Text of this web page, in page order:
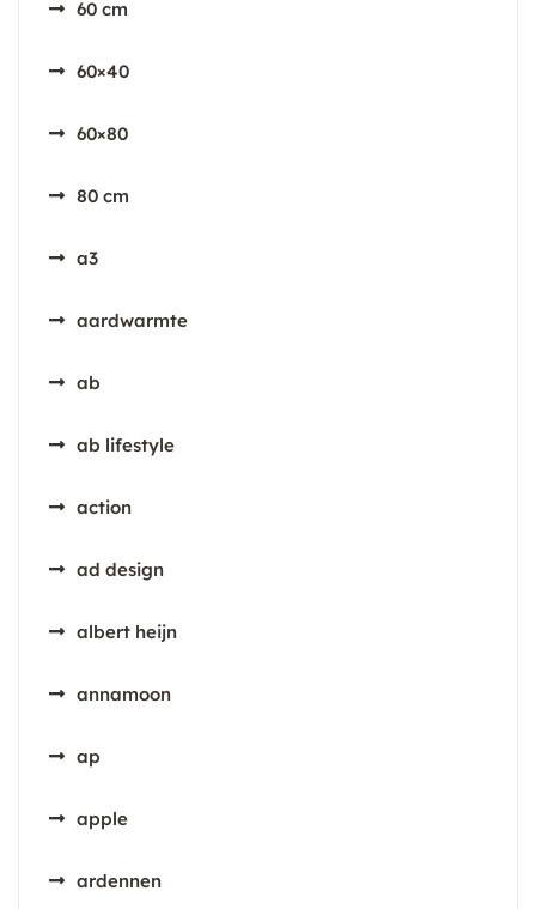
60 cm
60×40
60×80
80 cm
a3
aardwarmte
ab
ab lifestyle
action
ad design
albert heijn
annamoon
ap
apple
ardennen